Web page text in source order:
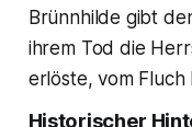
Brünnhilde gibt
ihrem Tod die
erlöste, vom
Historischer